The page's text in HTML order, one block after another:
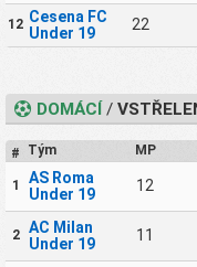
12 Cesena FC
Under 19
22
DOMÁCÍ /
# Tým MP
1
AS Roma
Under 19
12
2
AC Milan
Under 19
11